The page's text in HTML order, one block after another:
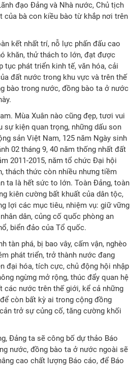
đạo Đảng và Nhà nước, Chủ tịch
của bà con kiều bào từ khắp nơi trên
kết nhất trí, nỗ lực phấn đấu cao
khăn, thử thách to lớn, đạt được
tục phát triển kinh tế, văn hóa, cải
đất nước trong khu vực và trên thế
bào trong nước, đồng bào ta ở nước
Mùa Xuân nào cũng đẹp, tươi vui
sự kiện quan trọng, những dấu son
sản Việt Nam, 125 năm Ngày sinh
02 tháng 9, 40 năm thống nhất đất
2011-2015, năm tổ chức Đại hội
thách thức còn nhiều nhưng tiềm
ta là hết sức to lớn. Toàn Đảng, toàn
kiên cường bất khuất của dân tộc,
lợi các mục tiêu, nhiệm vụ: giữ vững
dân, củng cố quốc phòng an
biển đảo của Tổ quốc.
tàn phá, bị bao vây, cấm vận, nghèo
phát triển, trở thành nước đang
đại hóa, tích cực, chủ động hội nhập
ngừng mở rộng, thúc đẩy quan hệ
các nước trên thế giới, kể cả những
còn bất kỳ ai trong cộng đồng
trở sự củng cố, tăng cường khối
Đảng ta sẽ công bố dự thảo Báo
nước, đồng bào ta ở nước ngoài sẽ
cao chất lượng Báo cáo, để Báo